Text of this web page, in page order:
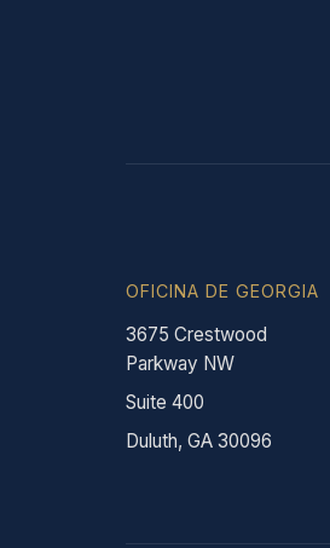
OFICINA DE GEORGIA
3675 Crestwood
Parkway NW
Suite 400
Duluth, GA 30096